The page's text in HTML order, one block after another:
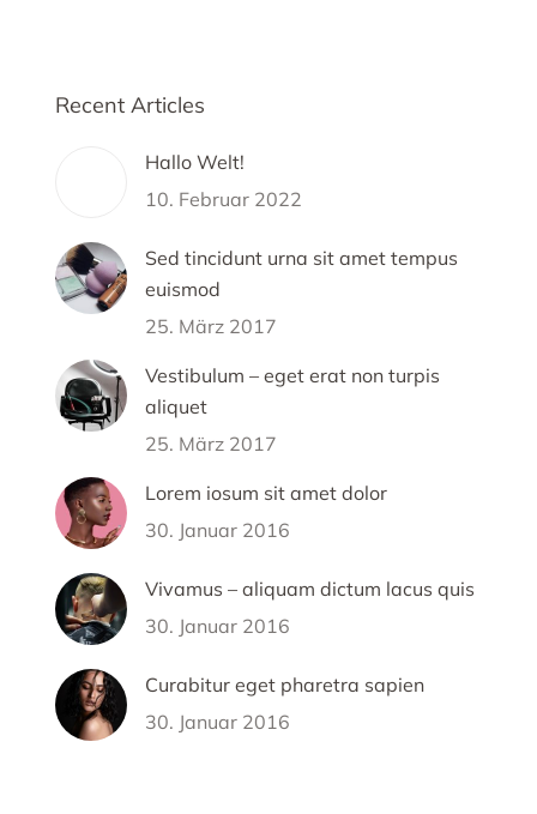
Recent Articles
Hallo Welt!
10. Februar 2022
Sed tincidunt urna sit amet tempus
euismod
25. März 2017
Vestibulum – eget erat non turpis
aliquet
25. März 2017
Lorem iosum sit amet dolor
30. Januar 2016
Vivamus – aliquam dictum lacus quis
30. Januar 2016
Curabitur eget pharetra sapien
30. Januar 2016